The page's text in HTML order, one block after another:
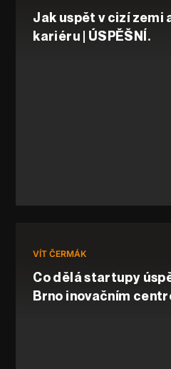
Jak uspět v cizí zemi
kariéru | ÚSPĚŠNÍ.
VÍT ČERMÁK
Co dělá startupy
Brno inovačním